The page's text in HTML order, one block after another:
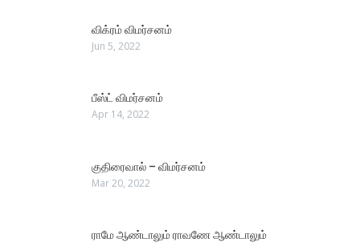
விக்ரம் விமர்சனம்
Jun 5, 2022
பீஸ்ட் விமர்சனம்
Apr 14, 2022
குதிரைவால் – விமர்சனம்
Mar 20, 2022
ராமே ஆண்டாலும் ராவணே ஆண்டாலும்